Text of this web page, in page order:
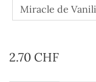
2.70 CHF